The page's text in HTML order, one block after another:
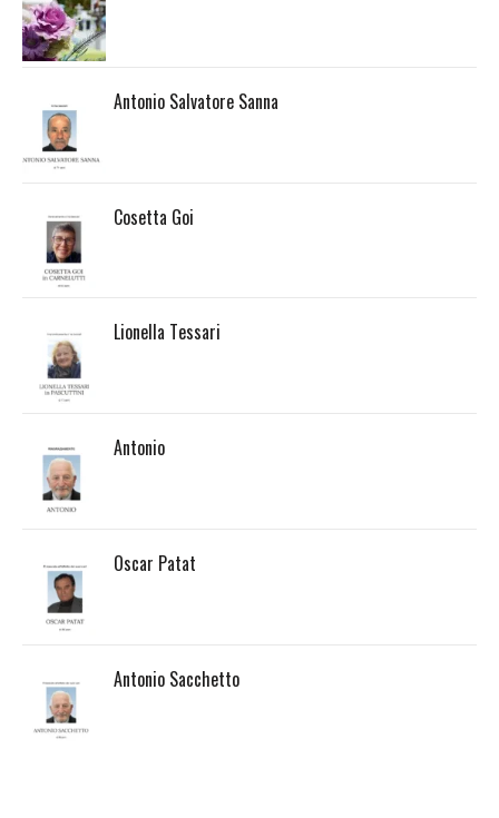
Antonio Salvatore Sanna
Cosetta Goi
Lionella Tessari
Antonio
Oscar Patat
Antonio Sacchetto